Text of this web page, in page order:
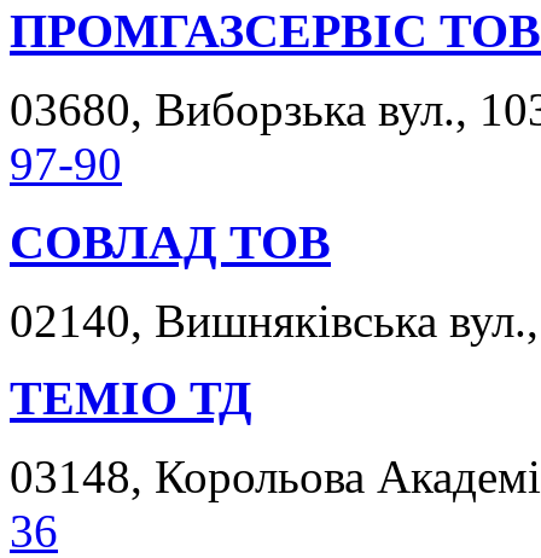
ПРОМГАЗСЕРВІС ТОВ
03680, Виборзька вул.,
97-90
СОВЛАД ТОВ
02140, Вишняківська
ТЕМІО ТД
03148, Корольова
36